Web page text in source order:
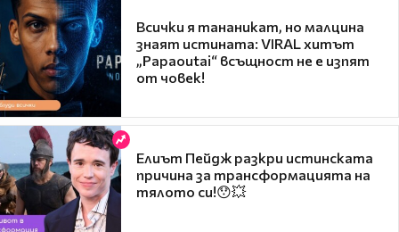
Всички я тананикат, но малцина
знаят истината: VIRAL хитът
„Papaoutai“ всъщност не е изпят
от човек!
Елиът Пейдж разкри истинската
причина за трансформацията на
тялото си!😯💥